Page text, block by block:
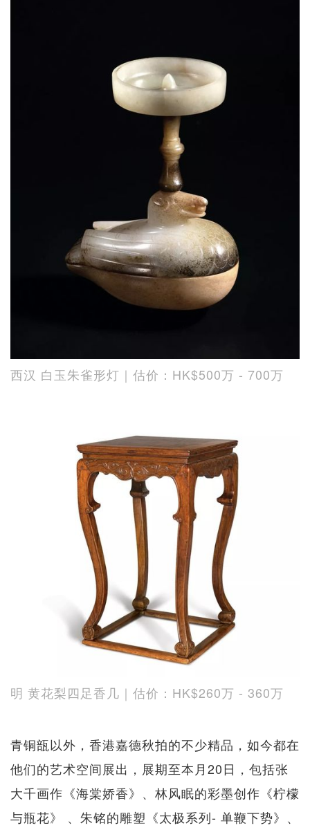
西汉 白玉朱雀形灯｜估价：HK$500万 - 700万
明 黄花梨四足香几｜估价：HK$260万 - 360万
青铜瓿以外，香港嘉德秋拍的不少精品，如今都在
他们的艺术空间展出，展期至本月20日，包括张
大千画作《海棠娇香》、林风眠的彩墨创作《柠檬
与瓶花》 、朱铭的雕塑《太极系列- 单鞭下势》、